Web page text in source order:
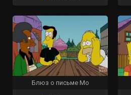
Блюз о письме Мо